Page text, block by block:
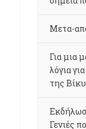
Μετα-
Για μια
λόγια
της
Γενιές